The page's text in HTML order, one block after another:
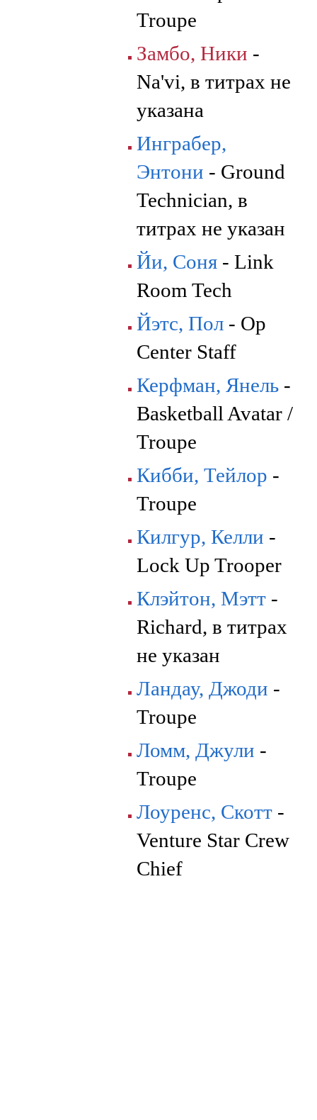
Troupe
Замбо, Ники -
Na'vi, в титрах не
указана
Инграбер,
Энтони - Ground
Technician, в
титрах не указан
Йи, Соня - Link
Room Tech
Йэтс, Пол - Op
Center Staff
Керфман, Янель -
Basketball Avatar /
Troupe
Кибби, Тейлор -
Troupe
Килгур, Келли -
Lock Up Trooper
Клэйтон, Мэтт -
Richard, в титрах
не указан
Ландау, Джоди -
Troupe
Ломм, Джули -
Troupe
Лоуренс, Скотт -
Venture Star Crew
Chief